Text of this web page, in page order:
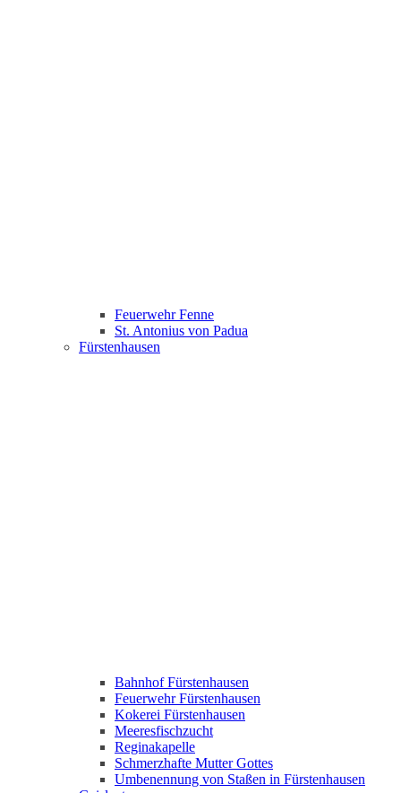
Feuerwehr Fenne
St. Antonius von Padua
Fürstenhausen
Bahnhof Fürstenhausen
Feuerwehr Fürstenhausen
Kokerei Fürstenhausen
Meeresfischzucht
Reginakapelle
Schmerzhafte Mutter Gottes
Umbenennung von Staßen in Fürstenhausen